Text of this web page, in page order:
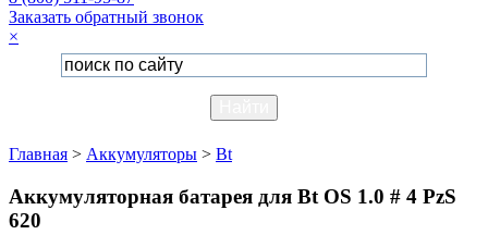
Заказать обратный звонок
×
Главная > Аккумуляторы > Bt
Аккумуляторная батарея для Bt OS 1.0 # 4 PzS
620